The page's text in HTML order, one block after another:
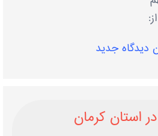
دیدگاه جدید
استان کرمان